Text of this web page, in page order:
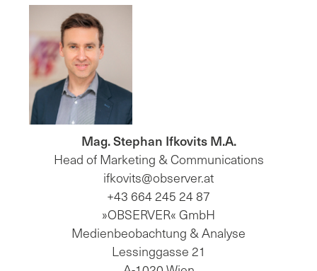
Mag. Stephan Ifkovits M.A.
Head of Marketing & Communications
ifkovits@observer.at
+43 664 245 24 87
»OBSERVER« GmbH
Medienbeobachtung & Analyse
Lessinggasse 21